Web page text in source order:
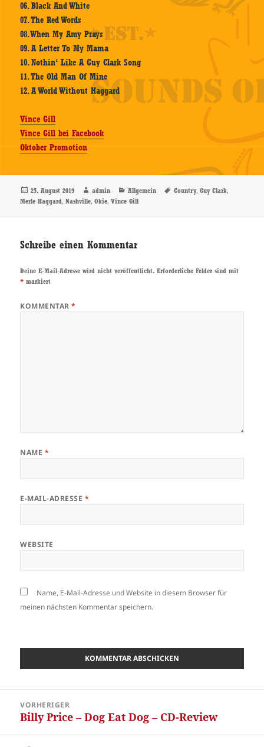
06. Black And White
07. The Red Words
08. When My Amy Prays
09. A Letter To My Mama
10. Nothin‘ Like A Guy Clark Song
11. The Old Man Of Mine
12. A World Without Haggard
Vince Gill
Vince Gill bei Facebook
Oktober Promotion
Veröffentlicht
am
25. August 2019 Autor
admin Kategorien
Allgemein Schlagwörter
Country,Guy Clark,
Merle Haggard,Nashville,Okie,Vince Gill
Schreibe einen Kommentar
Deine E-Mail-Adresse wird nicht veröffentlicht. Erforderliche Felder sind mit
* markiert
KOMMENTAR*
NAME *
E-MAIL-ADRESSE *
WEBSITE
Name, E-Mail-Adresse und Website in diesem Browser für
meinen nächsten Kommentar speichern.
VORHERIGER
Vorheriger
Billy Price – Dog Eat Dog – CD-Review